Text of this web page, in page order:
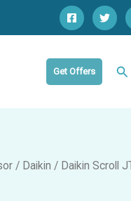
Get Offers Cari
/ Daikin / Daikin Scroll